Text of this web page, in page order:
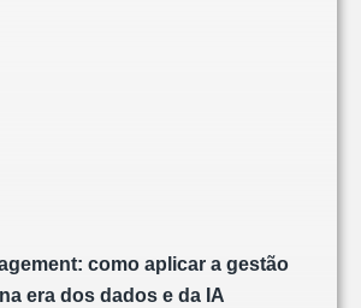
como aplicar a gestão
era dos dados e da IA